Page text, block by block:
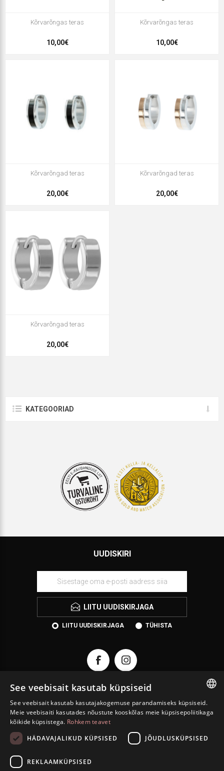
Kõrvarõngas teras
10,00€
Kõrvarõngas teras
10,00€
Kõrvarõngad teras
20,00€
Kõrvarõngad teras
20,00€
Kõrvarõngad teras
20,00€
KATEGOORIAD
UUDISKIRI
LIITU UUDISKIRJAGA
LIITU UUDISKIRJAGA TÜHISTA
KONTAKT
INFORMATSIOON
ESTONIAN
See veebisait kasutab küpsiseid
See veebisait kasutab kasutajakogemuse parandamiseks küpsiseid.
Meie veebisaiti kasutades nõustute kooskõlas meie küpsisepoliitikaga
kõikide küpsistega. Rohkem teavet
HÄDAVAJALIKUD KÜPSISED
JÕUDLUSKÜPSISED
REKLAAMKÜPSISED